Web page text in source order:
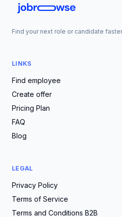
Find your next role or candidate
LINKS
Find employee
Create offer
Pricing Plan
FAQ
Blog
LEGAL
Privacy Policy
Terms of Service
Terms and Conditions B2B